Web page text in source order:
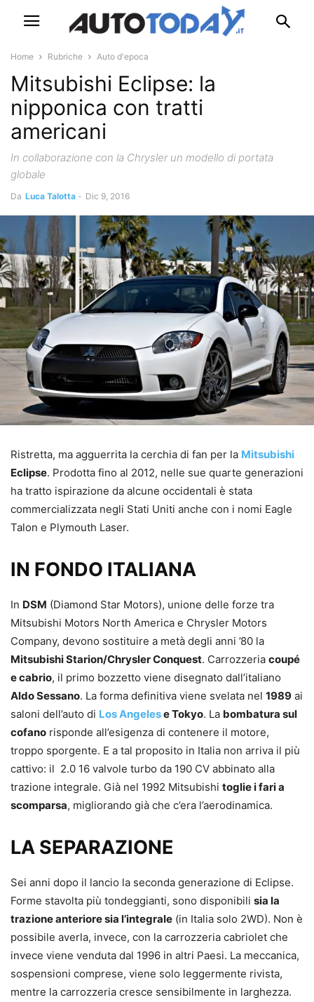
Home Rubriche Auto d'epoca
Mitsubishi Eclipse: la
nipponica con tratti
americani
In collaborazione con la Chrysler un modello di portata
globale
Da Luca Talotta - Dic 9, 2016
Ristretta, ma agguerrita la cerchia di fan per la Mitsubishi
Eclipse. Prodotta fino al 2012, nelle sue quarte generazioni
ha tratto ispirazione da alcune occidentali è stata
commercializzata negli Stati Uniti anche con i nomi Eagle
Talon e Plymouth Laser.
IN FONDO ITALIANA
In DSM (Diamond Star Motors), unione delle forze tra
Mitsubishi Motors North America e Chrysler Motors
Company, devono sostituire a metà degli anni ’80 la
Mitsubishi Starion/Chrysler Conquest. Carrozzeria coupé
e cabrio, il primo bozzetto viene disegnato dall’italiano
Aldo Sessano. La forma definitiva viene svelata nel 1989 ai
saloni dell’auto di Los Angelese Tokyo. La bombatura sul
cofano risponde all’esigenza di contenere il motore,
troppo sporgente. E a tal proposito in Italia non arriva il più
cattivo: il 2.0 16 valvole turbo da 190 CV abbinato alla
trazione integrale. Già nel 1992 Mitsubishi toglie i fari a
scomparsa, migliorando già che c’era l’aerodinamica.
LA SEPARAZIONE
Sei anni dopo il lancio la seconda generazione di Eclipse.
Forme stavolta più tondeggianti, sono disponibili sia la
trazione anteriore sia l’integrale (in Italia solo 2WD). Non è
possibile averla, invece, con la carrozzeria cabriolet che
invece viene venduta dal 1996 in altri Paesi. La meccanica,
sospensioni comprese, viene solo leggermente rivista,
mentre la carrozzeria cresce sensibilmente in larghezza.